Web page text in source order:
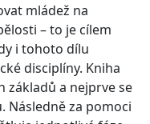
mládež na
– to je cílem
i tohoto dílu
disciplíny. Kniha
základů a nejprve se
Následně za pomoci